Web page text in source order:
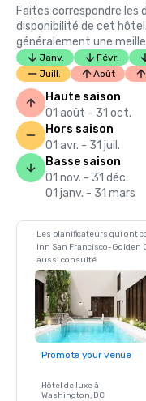
Faites correspondre
disponibilité de cet
généralement une
Janv. Févr.
Juill.
Août
Haute saison
01 août - 31 oct.
Hors saison
01 avr. - 31 juil.
Basse saison
01 nov. - 31 déc.
01 janv. - 31 mars
Les planificateurs qui ont
Inn San Francisco-Golden
aussi consulté
Promote your venue
Hôtel de luxe à
Washington, DC